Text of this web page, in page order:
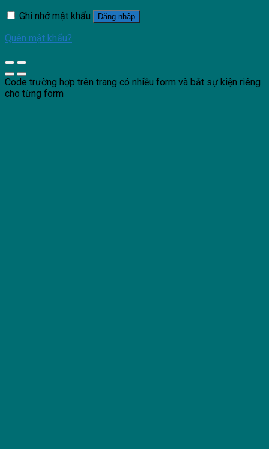
Ghi nhớ mật khẩu
Đăng nhập
Quên mật khẩu?
Code trường hợp trên trang có nhiều form và bắt sự kiện riêng
cho từng form